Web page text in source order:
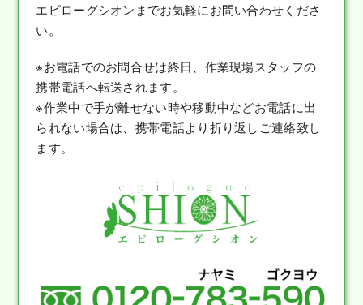
エピローグシオンまでお気軽にお問い合わせくださ
い。
※お電話でのお問合せは終日、作業現場スタッフの
携帯電話へ転送されます。
※作業中で手が離せない時や移動中などお電話に出
られない場合は、携帯電話より折り返しご連絡致し
ます。